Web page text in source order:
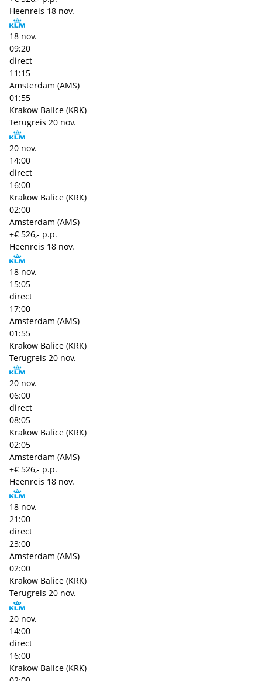
Heenreis 18 nov.
18 nov.
09:20
direct
11:15
Amsterdam (AMS)
01:55
Krakow Balice (KRK)
Terugreis 20 nov.
20 nov.
14:00
direct
16:00
Krakow Balice (KRK)
02:00
Amsterdam (AMS)
+€ 526,- p.p.
Heenreis 18 nov.
18 nov.
15:05
direct
17:00
Amsterdam (AMS)
01:55
Krakow Balice (KRK)
Terugreis 20 nov.
20 nov.
06:00
direct
08:05
Krakow Balice (KRK)
02:05
Amsterdam (AMS)
+€ 526,- p.p.
Heenreis 18 nov.
18 nov.
21:00
direct
23:00
Amsterdam (AMS)
02:00
Krakow Balice (KRK)
Terugreis 20 nov.
20 nov.
14:00
direct
16:00
Krakow Balice (KRK)